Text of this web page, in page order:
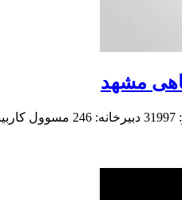
مشهد